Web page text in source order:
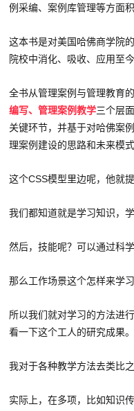
例采编、案例库管理等方面
这本书是对美国哈佛商学院
院校中消化、吸收、应用至
全书从管理案例与管理教育
编写、管理案例教学三个层
关键环节，并基于对哈佛案
理案例建设的思路和未来模式
这个CSS模型里边呢，他就
我们都知道就是学习知识，
然后，技能呢？可以通过科学
那么工作场景这个怎样来学习
所以我们就对学习的方法进
看一下这个工人的研究成果。
我对于各种教学方法去类比
实际上，在多项，比如知识